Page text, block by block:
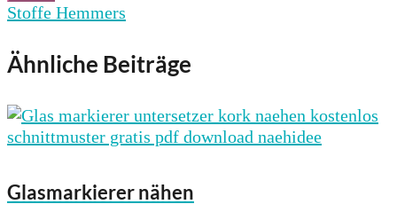
Stoffe Hemmers
Ähnliche Beiträge
Glasmarkierer nähen